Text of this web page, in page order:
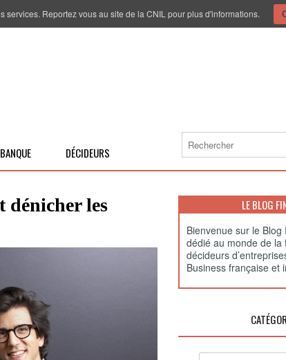
BANQUE DÉCIDEURS
dénicher les
LE BLOG
Bienvenue sur le Blog
dédié au monde de la
décideurs
Business française et
Reportez vous au site de la CNIL pour plus d'informations.